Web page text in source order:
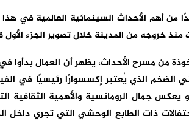
من أهم الأحداث السينمائية العالمية في
خروجه من المدينة خلال تصوير الجزء الأول قبل 22
من مسرح الأحداث، يظهر أن العمال بدأوا
الضخم الذي يُعتبر إكسسوارًا رئيسيًا في
يعكس جمال الرومانسية والأهمية الثقافية
ذات الطابع الوحشي التي تجري داخل